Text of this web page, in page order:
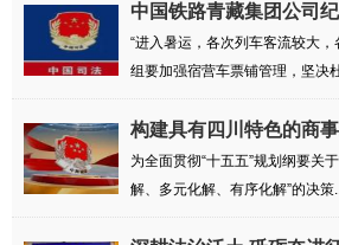
中国铁路青藏集团公司
律教...
“进入暑运，各次列车客流较大
组要加强宿营车票铺管理，坚决
构建具有四川特色的商
院...
为全面贯彻“十五五”规划纲要关
解、多元化解、有序化解”的决策